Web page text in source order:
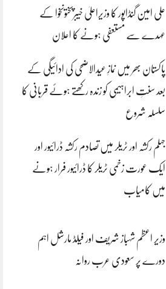
علی امین گنڈاپور کا وزیراعلیٰ خیبرپختونخوا کے
عہدے سے مستعفی ہونے کا اعلان
پاکستان بھر میں نمازِ عیدالاضحی کی ادائیگی کے
بعد سنتِ ابراہیمی کو زندہ رکھتے ہوئے قربانی کا
سلسلہ شروع
جہلم رکشہ اور ٹریلر میں تصادم رکشہ ڈرائیور اور
ایک عورت زخمی ٹریلر کا ڈرائیور فرار ہونے
میں کامیاب
وزیر اعظم شہباز شریف اور فیلڈ مارشل اہم
دورے پر سعودی عرب روانہ